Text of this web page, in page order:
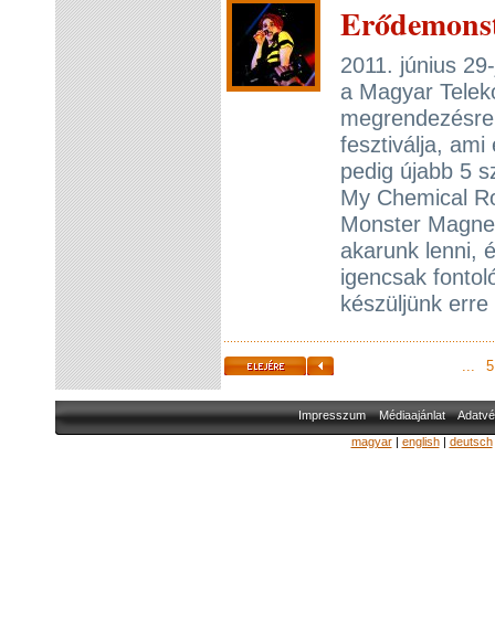
2011. június
a Magyar
fesztiválja, ami
pedig újabb 5
My Chemical
Monster
akarunk lenni,
igencsak
készüljünk
... 5
Impresszum Médiaajánlat
magyar| english| deutsch